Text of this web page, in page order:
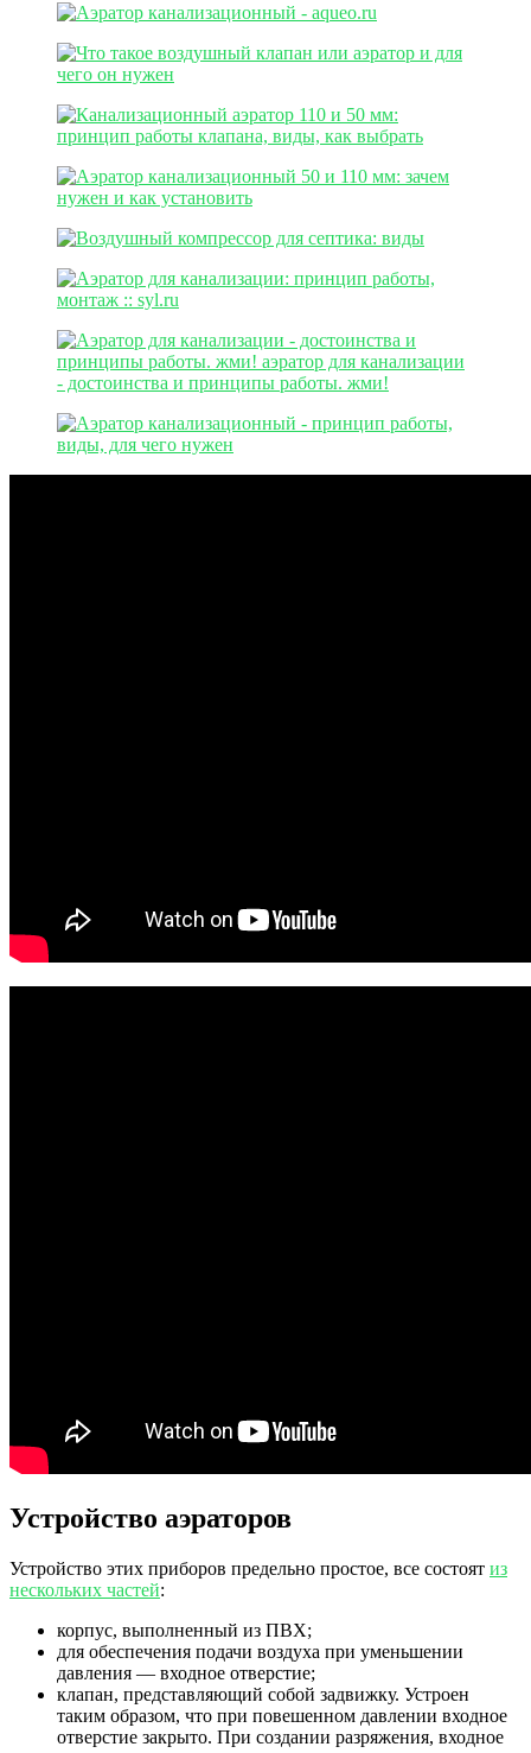
Устройство аэраторов
Устройство этих приборов предельно простое, все состоят из
нескольких частей:
корпус, выполненный из ПВХ;
для обеспечения подачи воздуха при уменьшении
давления — входное отверстие;
клапан, представляющий собой задвижку. Устроен
таким образом, что при повешенном давлении входное
отверстие закрыто. При создании разряжения, входное